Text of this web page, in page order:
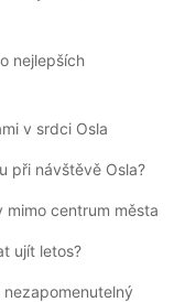
nejlepších
v srdci Osla
při návštěvě Osla?
mimo centrum města
ujít letos?